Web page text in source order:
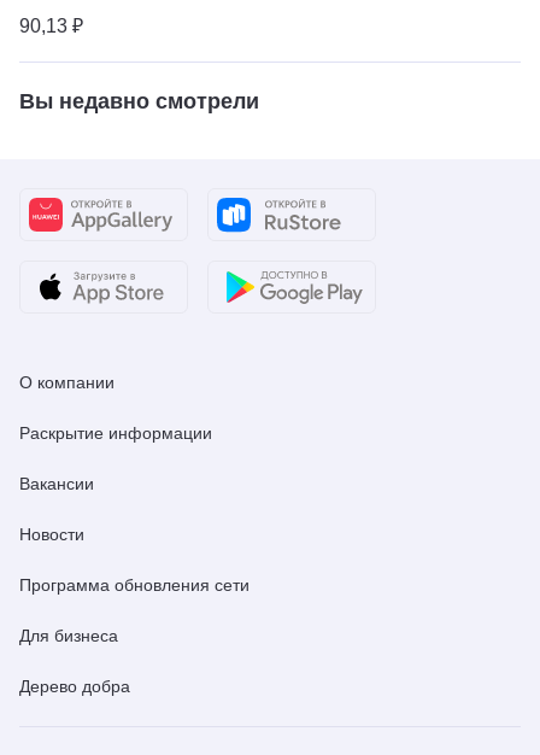
90,13 ₽
Вы недавно смотрели
О компании
Раскрытие информации
Вакансии
Новости
Программа обновления сети
Для бизнеса
Дерево добра